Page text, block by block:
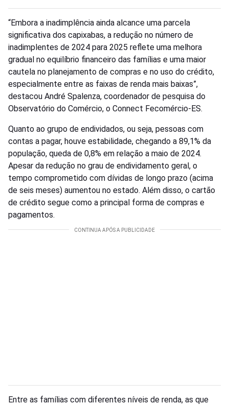
“Embora a inadimplência ainda alcance uma parcela
significativa dos capixabas, a redução no número de
inadimplentes de 2024 para 2025 reflete uma melhora
gradual no equilíbrio financeiro das famílias e uma maior
cautela no planejamento de compras e no uso do crédito,
especialmente entre as faixas de renda mais baixas”,
destacou André Spalenza, coordenador de pesquisa do
Observatório do Comércio, o Connect Fecomércio-ES.
Quanto ao grupo de endividados, ou seja, pessoas com
contas a pagar, houve estabilidade, chegando a 89,1% da
população, queda de 0,8% em relação a maio de 2024.
Apesar da redução no grau de endividamento geral, o
tempo comprometido com dívidas de longo prazo (acima
de seis meses) aumentou no estado. Além disso, o cartão
de crédito segue como a principal forma de compras e
pagamentos.
Entre as famílias com diferentes níveis de renda, as que